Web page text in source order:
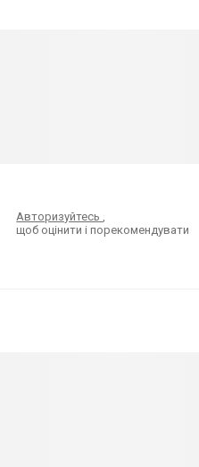
Авторизуйтесь
щоб оцінити і порекомендувати